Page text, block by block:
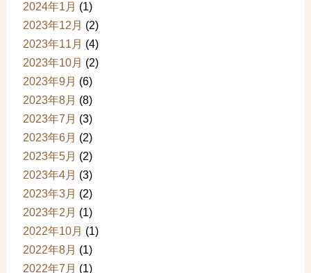
2024年1月 (1)
2023年12月 (2)
2023年11月 (4)
2023年10月 (2)
2023年9月 (6)
2023年8月 (8)
2023年7月 (3)
2023年6月 (2)
2023年5月 (2)
2023年4月 (3)
2023年3月 (2)
2023年2月 (1)
2022年10月 (1)
2022年8月 (1)
2022年7月 (1)